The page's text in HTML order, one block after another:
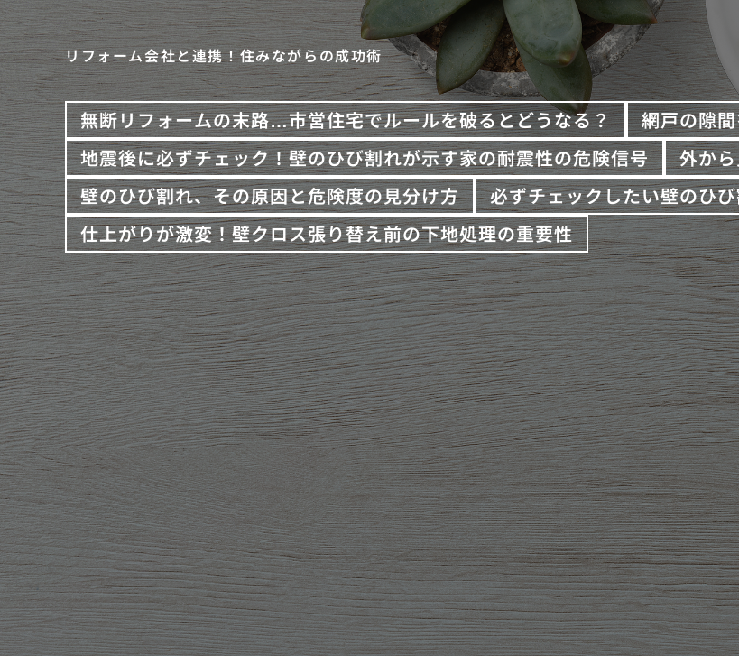
リフォーム会社と連携！住みながらの成功術
無断リフォームの末路…市営住宅でルールを破るとどうなる？
網戸の隙
地震後に必ずチェック！壁のひび割れが示す家の耐震性の危険信号
外か
壁のひび割れ、その原因と危険度の見分け方
必ずチェックしたい壁のひ
仕上がりが激変！壁クロス張り替え前の下地処理の重要性